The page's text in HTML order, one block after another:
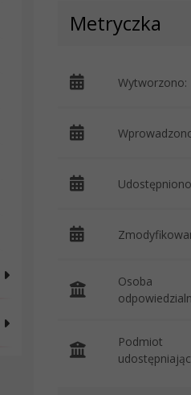
Metryczka
Wytworzono:
Osoba
Podmiot